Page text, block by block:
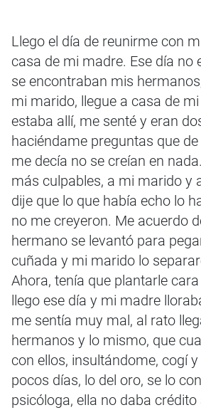
Llego el día de reunirme con
casa de mi madre. Ese día no
se encontraban mis
mi marido, llegue a casa de
estaba allí, me senté y eran
haciéndame preguntas que
me decía no se creían en
más culpables, a mi marido y
dije que lo que había echo lo
no me creyeron. Me acuerdo
hermano se levantó para
cuñada y mi marido lo
Ahora, tenía que plantarle
llego ese día y mi madre
me sentía muy mal, al rato
hermanos y lo mismo, que
con ellos, insultándome, cogí
pocos días, lo del oro, se lo
psicóloga, ella no daba crédito